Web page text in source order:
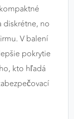
diskrétne, no
V balení
pokrytie
kto hľadá